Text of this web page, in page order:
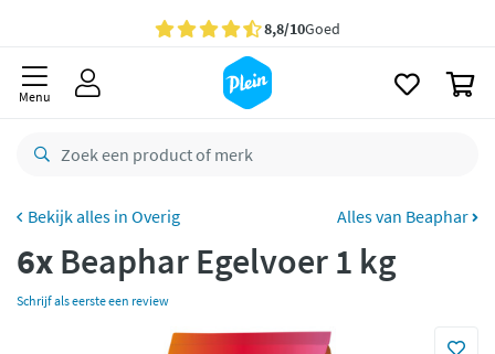
Gratisbezorging vanaf 35,- *
besteld,
retourneren
Betaal met Klarna
Menu
Overig Alles van Beaphar
6x Beaphar Egelvoer 1 kg
Schrijf als eerste een review